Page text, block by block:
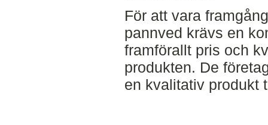
För att vara
pannved krävs en
framförallt pris och
produkten. De
en kvalitativ produkt